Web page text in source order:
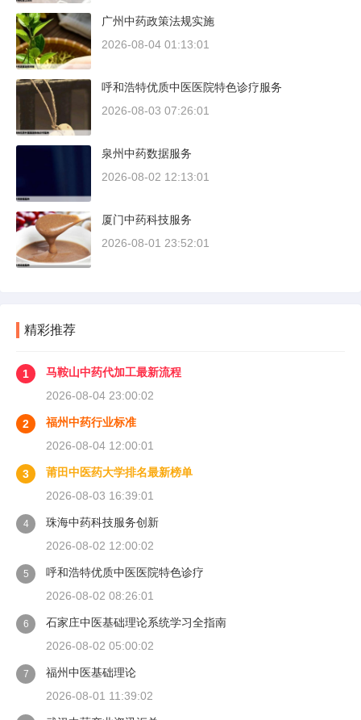
广州中药政策法规实施
2026-08-04 01:13:01
呼和浩特优质中医医院特色诊疗服务
2026-08-03 07:26:01
泉州中药数据服务
2026-08-02 12:13:01
厦门中药科技服务
2026-08-01 23:52:01
精彩推荐
1
马鞍山中药代加工最新流程
2026-08-04 23:00:02
2
福州中药行业标准
2026-08-04 12:00:01
3
莆田中医药大学排名最新榜单
2026-08-03 16:39:01
4
珠海中药科技服务创新
2026-08-02 12:00:02
5
呼和浩特优质中医医院特色诊疗
2026-08-02 08:26:01
6
石家庄中医基础理论系统学习全指南
2026-08-02 05:00:02
7
福州中医基础理论
2026-08-01 11:39:02